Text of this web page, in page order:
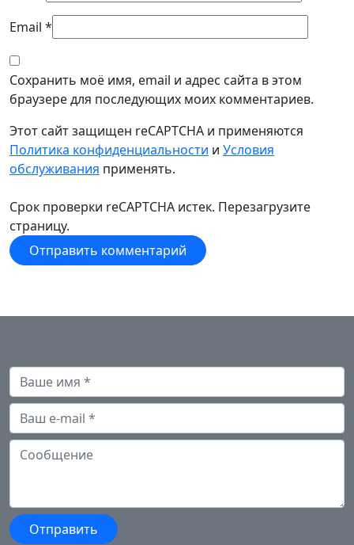
Email *
Сохранить моё имя, email и адрес сайта в этом
браузере для последующих моих комментариев.
Этот сайт защищен reCAPTCHA и применяются
Политика конфиденциальности и Условия
обслуживания применять.
Срок проверки reCAPTCHA истек. Перезагрузите
страницу.